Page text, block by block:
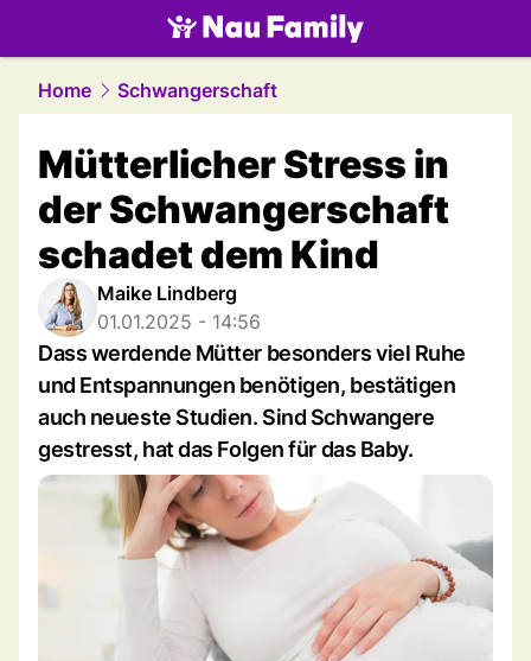
family.NAU.ch
Home Schwangerschaft
Mütterlicher Stress in
der Schwangerschaft
schadet dem Kind
Maike Lindberg
01.01.2025 - 14:56
Dass werdende Mütter besonders viel Ruhe
und Entspannungen benötigen, bestätigen
auch neueste Studien. Sind Schwangere
gestresst, hat das Folgen für das Baby.